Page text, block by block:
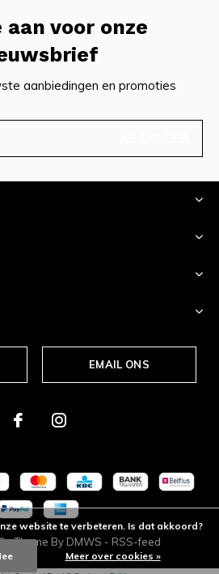
aan voor onze
aanbiedingen en promoties
EMAIL ONS
- Theme By DMWS - RSS-feed
website te verbeteren. Is dat akkoord?
Meer over cookies »